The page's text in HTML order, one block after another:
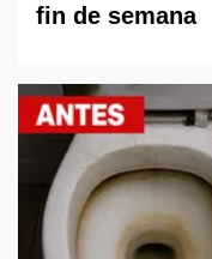
fin de semana